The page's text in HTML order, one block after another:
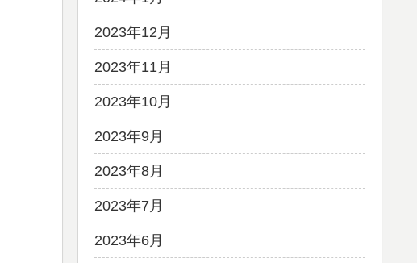
2023年12月
2023年11月
2023年10月
2023年9月
2023年8月
2023年7月
2023年6月